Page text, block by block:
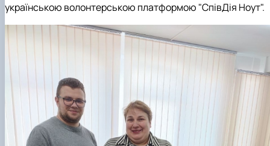
українською волонтерською платформою "СпівДія Ноут".